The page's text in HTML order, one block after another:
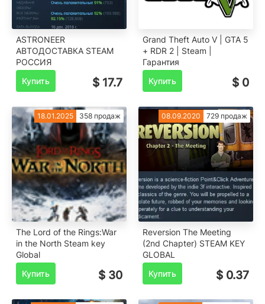
ASTRONEER
АВТОДОСТАВКА STEAM
РОССИЯ
Купить
$ 17.7
Grand Theft Auto V | GTA 5
+ RDR 2 | Steam |
Гарантия
Купить
$ 0
18.01.2025 358 продаж
The Lord of the Rings:War
in the North Steam key
Global
Купить
$ 30
08.09.2020 729 продаж
Reversion The Meeting
(2nd Chapter) STEAM KEY
GLOBAL
Купить
$ 0.37